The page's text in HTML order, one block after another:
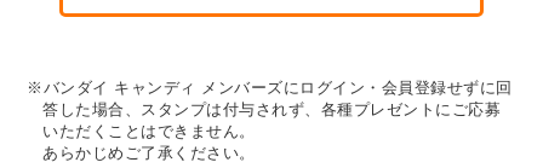
※バンダイ キャンディ メンバーズにログイン・会員登録せずに回
答した場合、スタンプは付与されず、各種プレゼントにご応募
いただくことはできません。
あらかじめご了承ください。